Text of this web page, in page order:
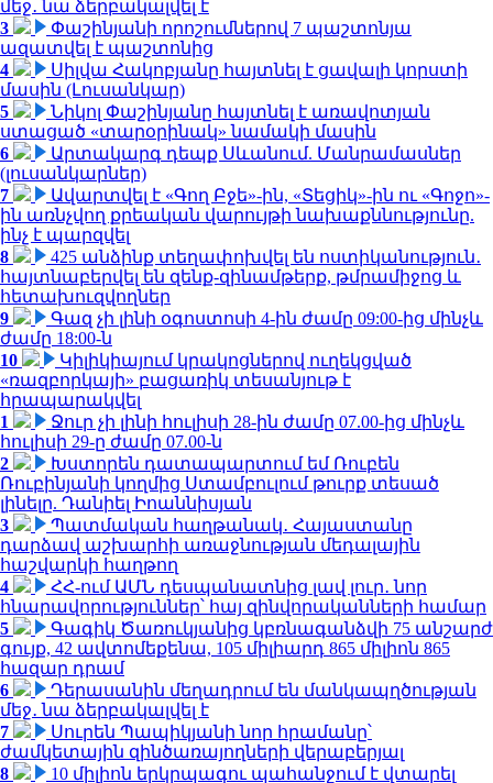
մեջ․ նա ձերբակալվել է
3
Փաշինյանի որոշումներով 7 պաշտոնյա
ազատվել է պաշտոնից
4
Սիլվա Հակոբյանը հայտնել է ցավալի կորստի
մասին (Լուսանկար)
5
Նիկոլ Փաշինյանը հայտնել է առավոտյան
ստացած «տարօրինակ» նամակի մասին
6
Արտակարգ դեպք Սևանում. Մանրամասներ
(լուսանկարներ)
7
Ավարտվել է «Գող Բջե»-ին, «Տեցիկ»-ին ու «Գոջո»-
ին առնչվող քրեական վարույթի նախաքննությունը.
ինչ է պարզվել
8
425 անձինք տեղափոխվել են ոստիկանություն․
հայտնաբերվել են զենք-զինամթերք, թմրամիջոց և
հետախուզվողներ
9
Գազ չի լինի օգոստոսի 4-ին ժամը 09:00-ից մինչև
ժամը 18:00-ն
10
Կիլիկիայում կրակոցներով ուղեկցված
«ռազբորկայի» բացառիկ տեսանյութ է
հրապարակվել
1
Ջուր չի լինի հուլիսի 28-ին ժամը 07.00-ից մինչև
հուլիսի 29-ը ժամը 07.00-ն
2
Խստորեն դատապարտում եմ Ռուբեն
Ռուբինյանի կողմից Ստամբուլում թուրք տեսած
լինելը. Դանիել Իոաննիսյան
3
Պատմական հաղթանակ․ Հայաստանը
դարձավ աշխարհի առաջնության մեդալային
հաշվարկի հաղթող
4
ՀՀ-ում ԱՄՆ դեսպանատնից լավ լուր․ նոր
հնարավորություններ՝ հայ զինվորականների համար
5
Գագիկ Ծառուկյանից կբռնագանձվի 75 անշարժ
գույք, 42 ավտոմեքենա, 105 միլիարդ 865 միլիոն 865
հազար դրամ
6
Դերասանին մեղադրում են մանկապղծության
մեջ․ նա ձերբակալվել է
7
Սուրեն Պապիկյանի նոր հրամանը՝
ժամկետային զինծառայողների վերաբերյալ
8
10 միլիոն երկրպագու պահանջում է վտարել